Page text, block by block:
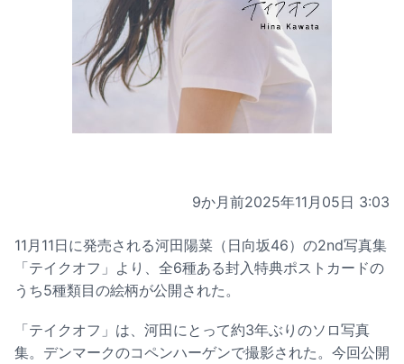
9か月前2025年11月05日 3:03
11月11日に発売される河田陽菜（日向坂46）の2nd写真集
「テイクオフ」より、全6種ある封入特典ポストカードの
うち5種類目の絵柄が公開された。
「テイクオフ」は、河田にとって約3年ぶりのソロ写真
集。デンマークのコペンハーゲンで撮影された。今回公開